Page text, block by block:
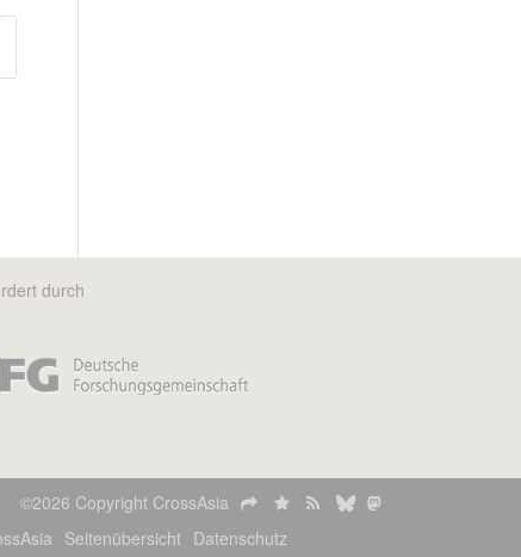
durch
©2026 Copyright CrossAsia
Seitenübersicht Datenschutz